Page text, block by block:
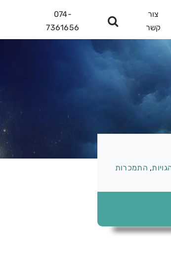
צור
קשר
074-
7361656
, התמכרות